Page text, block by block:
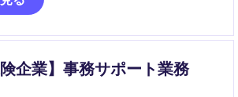
険企業】事務サポート業務